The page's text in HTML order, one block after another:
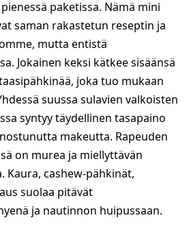
paketissa. Nämä mini
saman rakastetun reseptin ja
mutta entistä
Jokainen keksi kätkee sisäänsä
joka tuo mukaan
suussa sulavien valkoisten
syntyy täydellinen tasapaino
makeutta. Rapeuden
on murea ja miellyttävän
cashew-pähkinät,
suolaa pitävät
ja nautinnon huipussaan.